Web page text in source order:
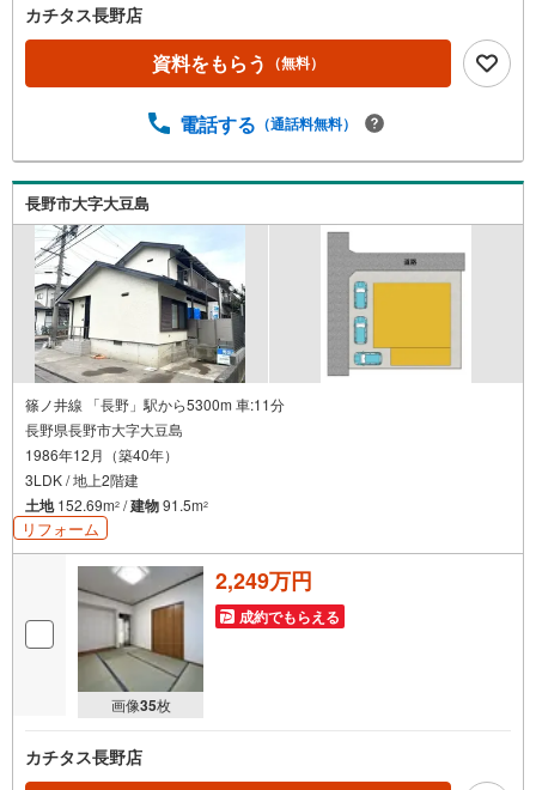
カチタス長野店
資料をもらう （無料）
電話する （通話料無料）
長野市大字大豆島
篠ノ井線 「長野」駅から5300m 車:11分
長野県長野市大字大豆島
1986年12月（築40年）
3LDK / 地上2階建
土地152.69m2 /建物91.5m2
リフォーム
画像35枚
2,249万円
成約でもらえる
カチタス長野店